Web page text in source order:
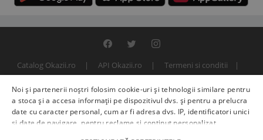
Catalog Okazii.ro API Okazii.ro
Termeni si conditii
© 2000 - 2026 S.C. BITFACTOR S.R.L.
Noi și partenerii noștri folosim cookie-uri și tehnologii similare pentru
a stoca și a accesa informații pe dispozitivul dvs. și pentru a prelucra
date cu caracter personal, cum ar fi adresa dvs. IP, identificatori unici
și date de navigare, pentru reclame și conținut personalizat,